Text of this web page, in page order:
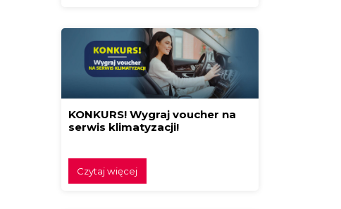
KONKURS! Wygraj voucher na
serwis klimatyzacji!
Czytaj więcej